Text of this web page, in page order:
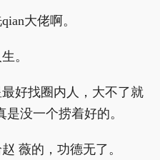
大佬啊。
。
好找圈内人，大不了就
没一个捞着好的。
薇的，功德无了。